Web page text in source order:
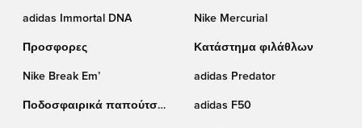
adidas Immortal DNA Nike Mercurial
Προσφορες Κατάστημα φιλάθλων
Nike Break Em’ adidas Predator
Ποδοσφαιρικά παπούτσια
adidas F50